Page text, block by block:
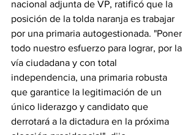
nacional adjunta de VP, ratificó que la
posición de la tolda naranja es trabajar
por una primaria autogestionada. "Poner
todo nuestro esfuerzo para lograr, por la
vía ciudadana y con total
independencia, una primaria robusta
que garantice la legitimación de un
único liderazgo y candidato que
derrotará a la dictadura en la próxima